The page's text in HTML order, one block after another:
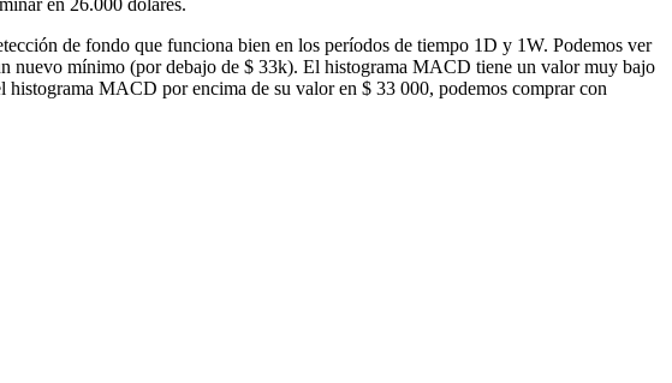
en 26.000 dólares.
de fondo que funciona bien en los períodos de tiempo 1D y 1W. Podemos ver
nuevo mínimo (por debajo de $ 33k). El histograma MACD tiene un valor muy bajo
MACD por encima de su valor en $ 33 000, podemos comprar con